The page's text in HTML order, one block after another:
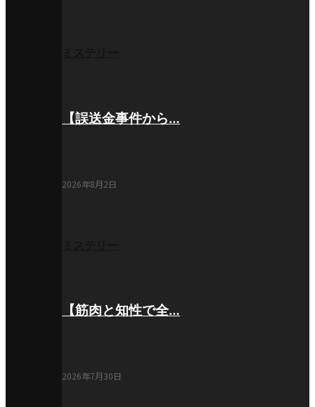
【誤送金事件から…
2026年8月2日
【筋肉と知性で全…
2026年7月30日